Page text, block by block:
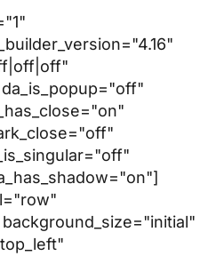
background_size="initial"